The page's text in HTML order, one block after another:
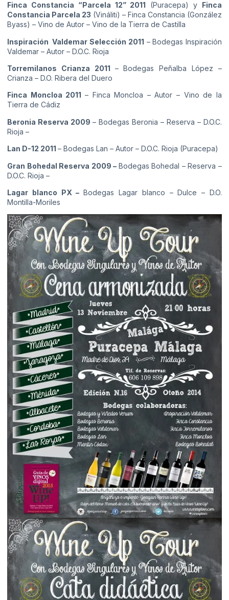
Finca Constancia “Parcela 12” 2011 (Puracepa) y Finca
Constancia Parcela 23 (Vináliti) – Finca Constancia (González
Byass) – Vino de Autor – Vino de la Tierra de Castilla
Inspiración Valdemar Selección 2011 – Bodegas Inspiración
Valdemar – Autor – D.O.C. Rioja
Torremilanos Crianza 2011 – Bodegas Peñalba López –
Crianza – D.O. Ribera del Duero
Finca Moncloa 2011 – Finca Moncloa – Autor – Vino de la
Tierra de Cádiz
Beronia Reserva 2009 – Bodegas Beronia – Reserva – D.O.C.
Rioja –
Lan D-12 2011 – Bodegas Lan – Autor – D.O.C. Rioja (Puracepa)
Gran Bohedal Reserva 2009 – Bodegas Bohedal – Reserva –
D.O.C. Rioja –
Lagar blanco PX –Bodegas Lagar blanco – Dulce – D.O.
Montilla-Moriles